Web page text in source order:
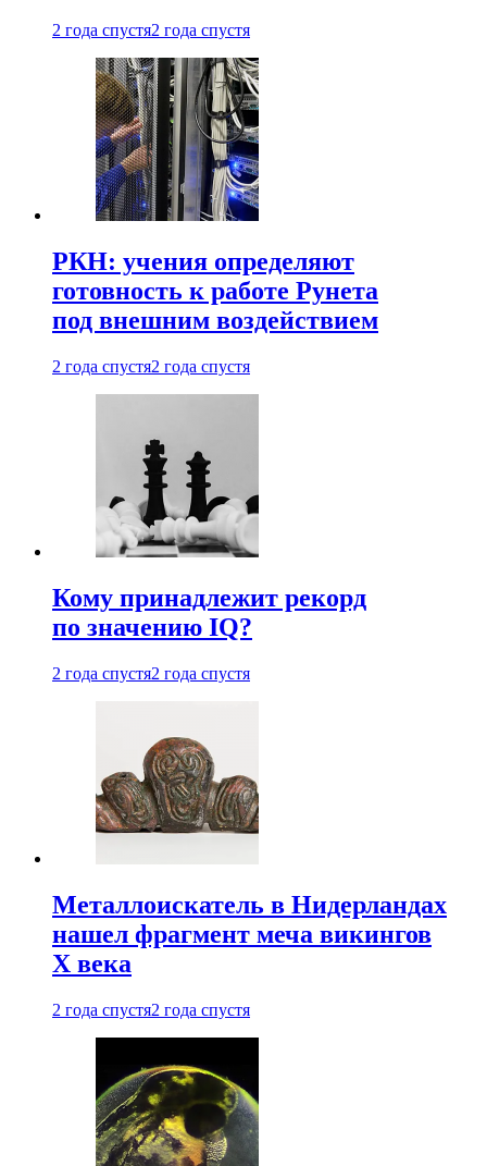
2 года спустя2 года спустя
РКН: учения определяют
готовность к работе Рунета
под внешним воздействием
2 года спустя2 года спустя
Кому принадлежит рекорд
по значению IQ?
2 года спустя2 года спустя
Металлоискатель в Нидерландах
нашел фрагмент меча викингов
X века
2 года спустя2 года спустя